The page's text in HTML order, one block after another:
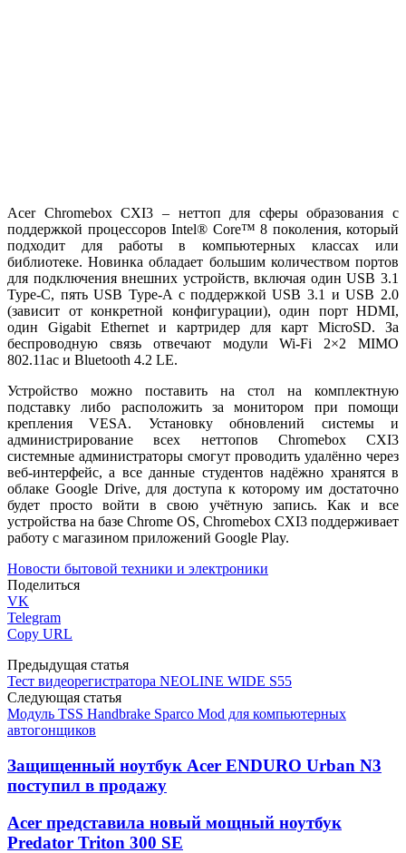
Acer Chromebox CXI3 – неттоп для сферы образования с
поддержкой процессоров Intel® Core™ 8 поколения, который
подходит для работы в компьютерных классах или
библиотеке. Новинка обладает большим количеством портов
для подключения внешних устройств, включая один USB 3.1
Type-C, пять USB Type-A с поддержкой USB 3.1 и USB 2.0
(зависит от конкретной конфигурации), один порт HDMI,
один Gigabit Ethernet и картридер для карт MicroSD. За
беспроводную связь отвечают модули Wi-Fi 2×2 MIMO
802.11ac и Bluetooth 4.2 LE.
Устройство можно поставить на стол на комплектную
подставку либо расположить за монитором при помощи
крепления VESA. Установку обновлений системы и
администрирование всех неттопов Chromebox CXI3
системные администраторы смогут проводить удалённо через
веб-интерфейс, а все данные студентов надёжно хранятся в
облаке Google Drive, для доступа к которому им достаточно
будет просто войти в свою учётную запись. Как и все
устройства на базе Chrome OS, Chromebox CXI3 поддерживает
работу с магазином приложений Google Play.
Новости бытовой техники и электроники
Поделиться
VK
Telegram
Copy URL
Предыдущая статья
Тест видеорегистратора NEOLINE WIDE S55
Следующая статья
Модуль TSS Handbrake Sparco Mod для компьютерных
автогонщиков
Защищенный ноутбук Acer ENDURO Urban N3
поступил в продажу
Acer представила новый мощный ноутбук
Predator Triton 300 SE